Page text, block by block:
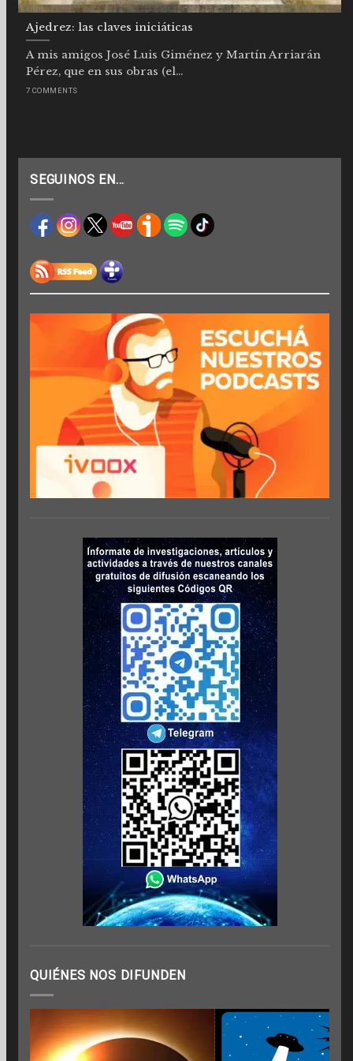
Ajedrez: las claves iniciáticas
A mis amigos José Luis Giménez y Martín Arriarán
Pérez, que en sus obras (el...
7 COMMENTS
SEGUINOS EN…
QUIÉNES NOS DIFUNDEN